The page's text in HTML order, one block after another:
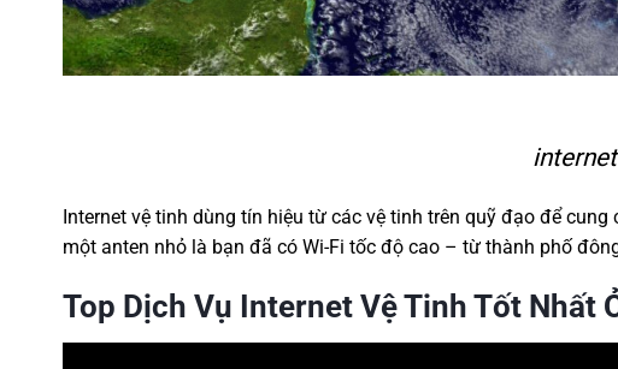
Internet vệ tinh dùng tín hiệu từ các vệ tinh trên quỹ đạo để
một anten nhỏ là bạn đã có Wi-Fi tốc độ cao – từ thành phố
Top Dịch Vụ Internet Vệ Tinh Tốt Nhất